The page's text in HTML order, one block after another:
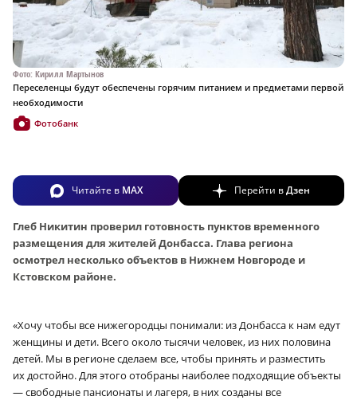
Фото: Кирилл Мартынов
Переселенцы будут обеспечены горячим питанием и предметами первой
необходимости
Фотобанк
Читайте в MAX Перейти вДзен
Глеб Никитин проверил готовность пунктов временного
размещения для жителей Донбасса. Глава региона
осмотрел несколько объектов в Нижнем Новгороде и
Кстовском районе.
«Хочу чтобы все нижегородцы понимали: из Донбасса к нам едут
женщины и дети. Всего около тысячи человек, из них половина
детей. Мы в регионе сделаем все, чтобы принять и разместить
их достойно. Для этого отобраны наиболее подходящие объекты
— свободные пансионаты и лагеря, в них созданы все